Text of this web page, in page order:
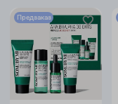
Предзаказ